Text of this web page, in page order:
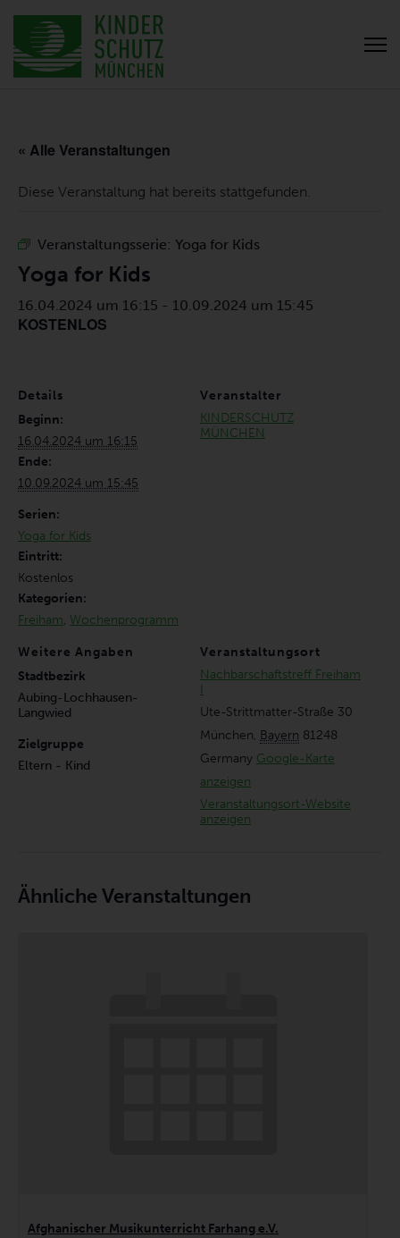
« Alle Veranstaltungen
Diese Veranstaltung hat bereits stattgefunden.
Veranstaltungsserie: Yoga for Kids
Yoga for Kids
16.04.2024 um 16:15 - 10.09.2024 um 15:45
KOSTENLOS
Details
Beginn:
16.04.2024 um 16:15
Ende:
10.09.2024 um 15:45
Serien:
Yoga for Kids
Eintritt:
Kostenlos
Kategorien:
Freiham, Wochenprogramm
Veranstaltungsort
Nachbarschaftstreff Freiham
I
Ute-Strittmatter-Straße 30
München, Bayern 81248
Germany Google-Karte
anzeigen
Veranstaltungsort-Website
anzeigen
Veranstalter
KINDERSCHUTZ
MÜNCHEN
Weitere Angaben
Stadtbezirk
Aubing-Lochhausen-
Langwied
Zielgruppe
Eltern - Kind
Ähnliche Veranstaltungen
Afghanischer Musikunterricht Farhang e.V.